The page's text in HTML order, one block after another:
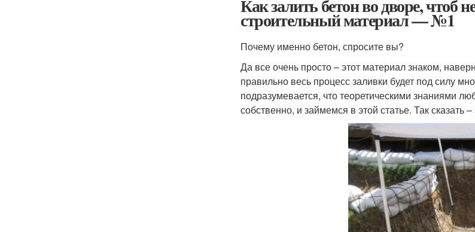
Как залить бетон во дворе, чтоб
строительный материал — №1
Почему именно бетон, спросите вы?
Да все очень просто – этот материал знаком,
правильно весь процесс заливки будет под силу
подразумевается, что теоретическими знаниями
собственно, и займемся в этой статье. Так сказать